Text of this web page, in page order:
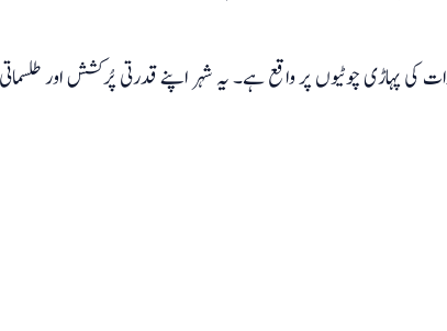
کی پہاڑی چوٹیوں پر واقع ہے۔ یہ شہر اپنے قدرتی پُرکشش اور